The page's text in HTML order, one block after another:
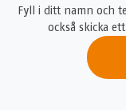
Fyll i ditt namn och
också skicka